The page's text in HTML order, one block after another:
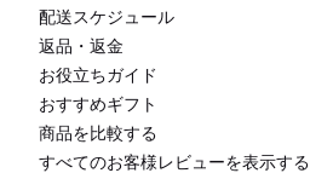
配送スケジュール
返品・返金
お役立ちガイド
おすすめギフト
商品を比較する
すべてのお客様レビューを表示する